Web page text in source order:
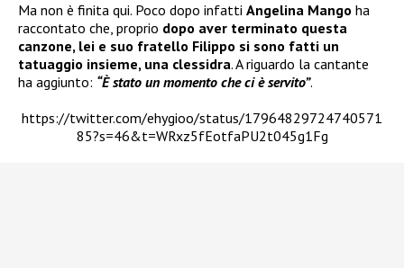
Ma non è finita qui. Poco dopo infatti Angelina Mango ha
raccontato che, proprio dopo aver terminato questa
canzone, lei e suo fratello Filippo si sono fatti un
tatuaggio insieme, una clessidra. A riguardo la cantante
ha aggiunto: “È stato un momento che ci è servito”.
https://twitter.com/ehygioo/status/17964829724740571
85?s=46&t=WRxz5fEotfaPU2t045g1Fg